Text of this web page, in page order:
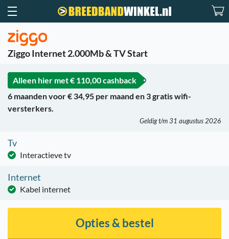
Ziggo Internet 2.000Mb & TV Start
Alleen hier met€ 110,00 cashback
6 maanden voor € 34,95 per maand en 3 gratis wifi-
versterkers.
Geldig t/m 31 augustus 2026
Tv
Interactieve tv
Internet
Kabel internet
Opties & bestel